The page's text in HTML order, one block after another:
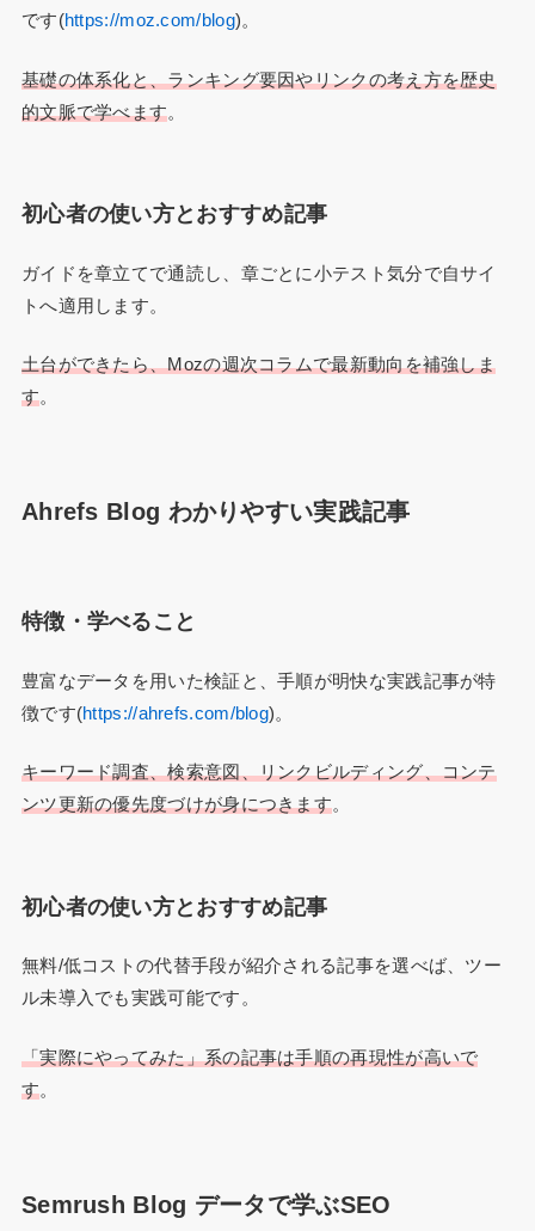
です(https://moz.com/blog)。
基礎の体系化と、ランキング要因やリンクの考え方を歴史
的文脈で学べます。
初心者の使い方とおすすめ記事
ガイドを章立てで通読し、章ごとに小テスト気分で自サイ
トへ適用します。
土台ができたら、Mozの週次コラムで最新動向を補強しま
す。
Ahrefs Blog わかりやすい実践記事
特徴・学べること
豊富なデータを用いた検証と、手順が明快な実践記事が特
徴です(https://ahrefs.com/blog)。
キーワード調査、検索意図、リンクビルディング、コンテ
ンツ更新の優先度づけが身につきます。
初心者の使い方とおすすめ記事
無料/低コストの代替手段が紹介される記事を選べば、ツー
ル未導入でも実践可能です。
「実際にやってみた」系の記事は手順の再現性が高いで
す。
Semrush Blog データで学ぶSEO